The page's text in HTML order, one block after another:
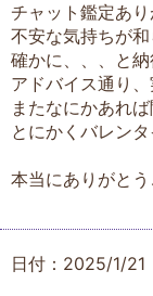
チャット鑑定あり
不安な気持ちが和
確かに、、、と納
アドバイス通り
またなにかあれ
とにかくバレン
本当にありがとう
日付：2025/1/21